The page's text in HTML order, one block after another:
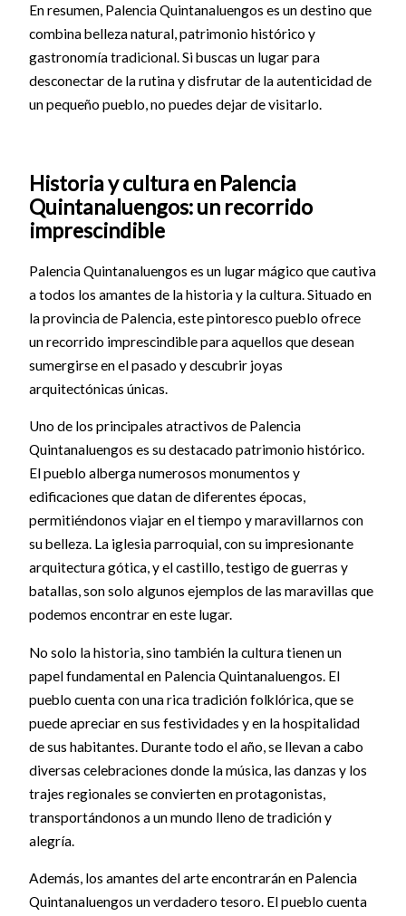
En resumen, Palencia Quintanaluengos es un destino que
combina belleza natural, patrimonio histórico y
gastronomía tradicional. Si buscas un lugar para
desconectar de la rutina y disfrutar de la autenticidad de
un pequeño pueblo, no puedes dejar de visitarlo.
Historia y cultura en Palencia
Quintanaluengos: un recorrido
imprescindible
Palencia Quintanaluengos es un lugar mágico que cautiva
a todos los amantes de la historia y la cultura. Situado en
la provincia de Palencia, este pintoresco pueblo ofrece
un recorrido imprescindible para aquellos que desean
sumergirse en el pasado y descubrir joyas
arquitectónicas únicas.
Uno de los principales atractivos de Palencia
Quintanaluengos es su destacado patrimonio histórico.
El pueblo alberga numerosos monumentos y
edificaciones que datan de diferentes épocas,
permitiéndonos viajar en el tiempo y maravillarnos con
su belleza. La iglesia parroquial, con su impresionante
arquitectura gótica, y el castillo, testigo de guerras y
batallas, son solo algunos ejemplos de las maravillas que
podemos encontrar en este lugar.
No solo la historia, sino también la cultura tienen un
papel fundamental en Palencia Quintanaluengos. El
pueblo cuenta con una rica tradición folklórica, que se
puede apreciar en sus festividades y en la hospitalidad
de sus habitantes. Durante todo el año, se llevan a cabo
diversas celebraciones donde la música, las danzas y los
trajes regionales se convierten en protagonistas,
transportándonos a un mundo lleno de tradición y
alegría.
Además, los amantes del arte encontrarán en Palencia
Quintanaluengos un verdadero tesoro. El pueblo cuenta